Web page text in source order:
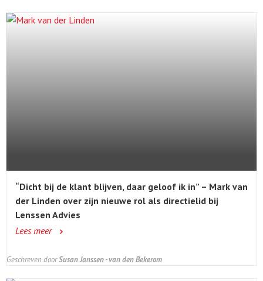
“Dicht bij de klant blijven, daar geloof ik in” – Mark van
der Linden over zijn nieuwe rol als directielid bij
Lenssen Advies
Lees meer
Geschreven doorSusan Janssen - van den Bekerom